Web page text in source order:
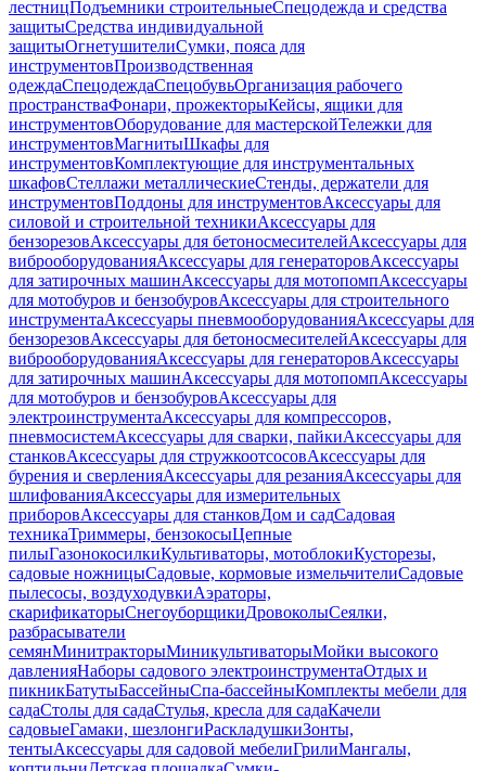
лестницПодъемники строительныеСпецодежда и средства
защитыСредства индивидуальной
защитыОгнетушителиСумки, пояса для
инструментовПроизводственная
одеждаСпецодеждаСпецобувьОрганизация рабочего
пространстваФонари, прожекторыКейсы, ящики для
инструментовОборудование для мастерскойТележки для
инструментовМагнитыШкафы для
инструментовКомплектующие для инструментальных
шкафовСтеллажи металлическиеСтенды, держатели для
инструментовПоддоны для инструментовАксессуары для
силовой и строительной техникиАксессуары для
бензорезовАксессуары для бетоносмесителейАксессуары для
виброоборудованияАксессуары для генераторовАксессуары
для затирочных машинАксессуары для мотопомпАксессуары
для мотобуров и бензобуровАксессуары для строительного
инструментаАксессуары пневмооборудованияАксессуары для
бензорезовАксессуары для бетоносмесителейАксессуары для
виброоборудованияАксессуары для генераторовАксессуары
для затирочных машинАксессуары для мотопомпАксессуары
для мотобуров и бензобуровАксессуары для
электроинструментаАксессуары для компрессоров,
пневмосистемАксессуары для сварки, пайкиАксессуары для
станковАксессуары для стружкоотсосовАксессуары для
бурения и сверленияАксессуары для резанияАксессуары для
шлифованияАксессуары для измерительных
приборовАксессуары для станковДом и садСадовая
техникаТриммеры, бензокосыЦепные
пилыГазонокосилкиКультиваторы, мотоблокиКусторезы,
садовые ножницыСадовые, кормовые измельчителиСадовые
пылесосы, воздуходувкиАэраторы,
скарификаторыСнегоуборщикиДровоколыСеялки,
разбрасыватели
семянМинитракторыМиникультиваторыМойки высокого
давленияНаборы садового электроинструментаОтдых и
пикникБатутыБассейныСпа-бассейныКомплекты мебели для
садаСтолы для садаСтулья, кресла для садаКачели
садовыеГамаки, шезлонгиРаскладушкиЗонты,
тентыАксессуары для садовой мебелиГрилиМангалы,